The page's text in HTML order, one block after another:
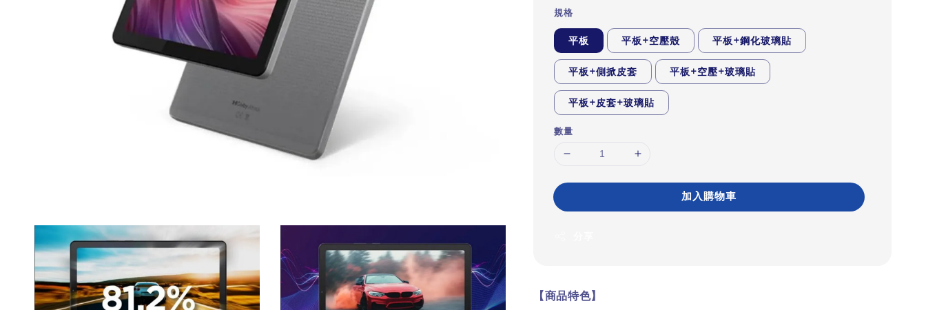
規格
平板 平板+空壓殼 平板+鋼化玻璃貼
平板+側掀皮套 平板+空壓+玻璃貼
平板+皮套+玻璃貼
數量
加入購物車
【商品特色】